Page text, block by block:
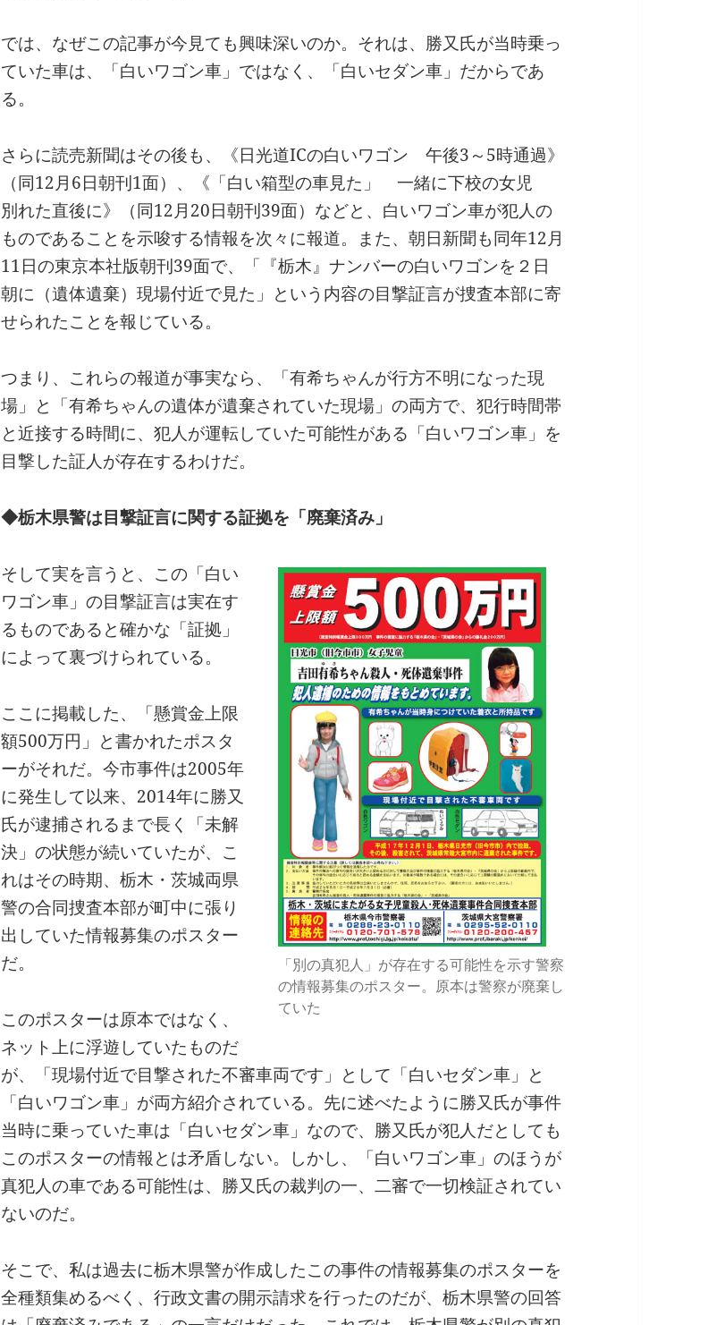
では、なぜこの記事が今見ても興味深いのか。それは、勝又氏が当時乗っ
ていた車は、「白いワゴン車」ではなく、「白いセダン車」だからであ
る。
さらに読売新聞はその後も、《日光道ICの白いワゴン 午後3～5時通過》
（同12月6日朝刊1面）、《「白い箱型の車見た」 一緒に下校の女児
別れた直後に》（同12月20日朝刊39面）などと、白いワゴン車が犯人の
ものであることを示唆する情報を次々に報道。また、朝日新聞も同年12月
11日の東京本社版朝刊39面で、「『栃木』ナンバーの白いワゴンを２日
朝に（遺体遺棄）現場付近で見た」という内容の目撃証言が捜査本部に寄
せられたことを報じている。
つまり、これらの報道が事実なら、「有希ちゃんが行方不明になった現
場」と「有希ちゃんの遺体が遺棄されていた現場」の両方で、犯行時間帯
と近接する時間に、犯人が運転していた可能性がある「白いワゴン車」を
目撃した証人が存在するわけだ。
◆栃木県警は目撃証言に関する証拠を「廃棄済み」
「別の真犯人」が存在する可能性を示す警察
の情報募集のポスター。原本は警察が廃棄し
ていた
そして実を言うと、この「白い
ワゴン車」の目撃証言は実在す
るものであると確かな「証拠」
によって裏づけられている。
ここに掲載した、「懸賞金上限
額500万円」と書かれたポスタ
ーがそれだ。今市事件は2005年
に発生して以来、2014年に勝又
氏が逮捕されるまで長く「未解
決」の状態が続いていたが、こ
れはその時期、栃木・茨城両県
警の合同捜査本部が町中に張り
出していた情報募集のポスター
だ。
このポスターは原本ではなく、
ネット上に浮遊していたものだ
が、「現場付近で目撃された不審車両です」として「白いセダン車」と
「白いワゴン車」が両方紹介されている。先に述べたように勝又氏が事件
当時に乗っていた車は「白いセダン車」なので、勝又氏が犯人だとしても
このポスターの情報とは矛盾しない。しかし、「白いワゴン車」のほうが
真犯人の車である可能性は、勝又氏の裁判の一、二審で一切検証されてい
ないのだ。
そこで、私は過去に栃木県警が作成したこの事件の情報募集のポスターを
全種類集めるべく、行政文書の開示請求を行ったのだが、栃木県警の回答